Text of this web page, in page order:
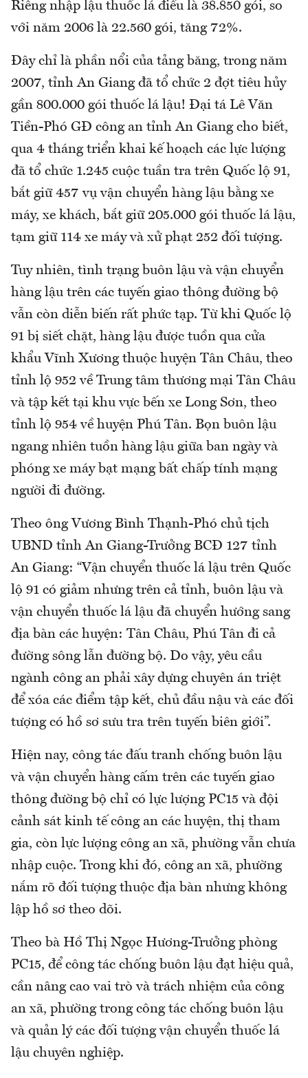
Riêng nhập lậu thuốc lá điếu là 38.850 gói, so
với năm 2006 là 22.560 gói, tăng 72%.
Đây chỉ là phần nổi của tảng băng, trong năm
2007, tỉnh An Giang đã tổ chức 2 đợt tiêu hủy
gần 800.000 gói thuốc lá lậu! Đại tá Lê Văn
Tiền-Phó GĐ công an tỉnh An Giang cho biết,
qua 4 tháng triển khai kế hoạch các lực lượng
đã tổ chức 1.245 cuộc tuần tra trên Quốc lộ 91,
bắt giữ 457 vụ vận chuyển hàng lậu bằng xe
máy, xe khách, bắt giữ 205.000 gói thuốc lá lậu,
tạm giữ 114 xe máy và xử phạt 252 đối tượng.
Tuy nhiên, tình trạng buôn lậu và vận chuyển
hàng lậu trên các tuyến giao thông đường bộ
vẫn còn diễn biến rất phức tạp. Từ khi Quốc lộ
91 bị siết chặt, hàng lậu được tuồn qua cửa
khẩu Vĩnh Xương thuộc huyện Tân Châu, theo
tỉnh lộ 952 về Trung tâm thương mại Tân Châu
và tập kết tại khu vực bến xe Long Sơn, theo
tỉnh lộ 954 về huyện Phú Tân. Bọn buôn lậu
ngang nhiên tuồn hàng lậu giữa ban ngày và
phóng xe máy bạt mạng bất chấp tính mạng
người đi đường.
Theo ông Vương Bình Thạnh-Phó chủ tịch
UBND tỉnh An Giang-Trưởng BCĐ 127 tỉnh
An Giang: “Vận chuyển thuốc lá lậu trên Quốc
lộ 91 có giảm nhưng trên cả tỉnh, buôn lậu và
vận chuyển thuốc lá lậu đã chuyển hướng sang
địa bàn các huyện: Tân Châu, Phú Tân đi cả
đường sông lẫn đường bộ. Do vậy, yêu cầu
ngành công an phải xây dựng chuyên án triệt
để xóa các điểm tập kết, chủ đầu nậu và các đối
tượng có hồ sơ sưu tra trên tuyến biên giới”.
Hiện nay, công tác đấu tranh chống buôn lậu
và vận chuyển hàng cấm trên các tuyến giao
thông đường bộ chỉ có lực lượng PC15 và đội
cảnh sát kinh tế công an các huyện, thị tham
gia, còn lực lượng công an xã, phường vẫn chưa
nhập cuộc. Trong khi đó, công an xã, phường
nắm rõ đối tượng thuộc địa bàn nhưng không
lập hồ sơ theo dõi.
Theo bà Hồ Thị Ngọc Hương-Trưởng phòng
PC15, để công tác chống buôn lậu đạt hiệu quả,
cần nâng cao vai trò và trách nhiệm của công
an xã, phường trong công tác chống buôn lậu
và quản lý các đối tượng vận chuyển thuốc lá
lậu chuyên nghiệp.